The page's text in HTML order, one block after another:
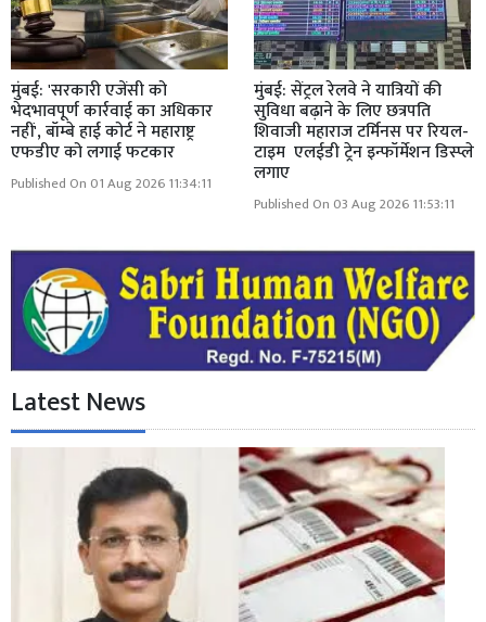
मुंबई: 'सरकारी एजेंसी को
भेदभावपूर्ण कार्रवाई का अधिकार
नहीं', बॉम्बे हाई कोर्ट ने महाराष्ट्र
एफडीए को लगाई फटकार
Published On 01 Aug 2026 11:34:11
मुंबई: सेंट्रल रेलवे ने यात्रियों की
सुविधा बढ़ाने के लिए छत्रपति
शिवाजी महाराज टर्मिनस पर रियल-
टाइम एलईडी ट्रेन इन्फॉर्मेशन डिस्प्ले
लगाए
Published On 03 Aug 2026 11:53:11
Latest News